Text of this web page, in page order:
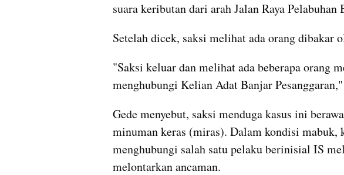
suara keributan dari arah Jalan Raya Pelabuhan
Setelah dicek, saksi melihat ada orang dibakar
"Saksi keluar dan melihat ada beberapa orang
menghubungi Kelian Adat Banjar
Gede menyebut, saksi menduga kasus ini
minuman keras (miras). Dalam kondisi mabuk,
menghubungi salah satu pelaku berinisial IS
melontarkan ancaman.